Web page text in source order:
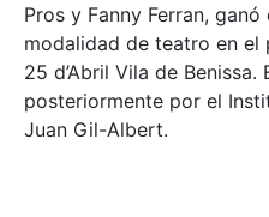
Pros y Fanny Ferran,
modalidad de teatro en el
25 d’Abril Vila de Benissa.
posteriormente por el
Juan Gil-Albert.